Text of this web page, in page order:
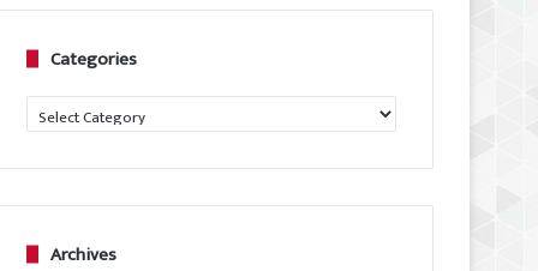
Categories
Categories
Archives